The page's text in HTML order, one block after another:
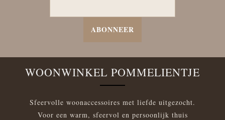
ABONNEER
WOONWINKEL POMMELIENTJE
Sfeervolle woonaccessoires met liefde uitgezocht.
Voor een warm, sfeervol en persoonlijk thuis